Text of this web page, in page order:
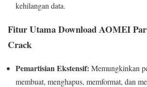
kehilangan data.
Fitur Utama Download AOMEI
Crack
Pemartisian Ekstensif: Memungkinkan
membuat, menghapus, memformat, dan